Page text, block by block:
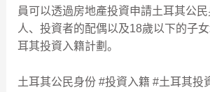
員可以透過房地產投資申請土耳其公
人、投資者的配偶以及18歲以下的子
耳其投資入籍計劃。
土耳其公民身份 #投資入籍 #土耳其投